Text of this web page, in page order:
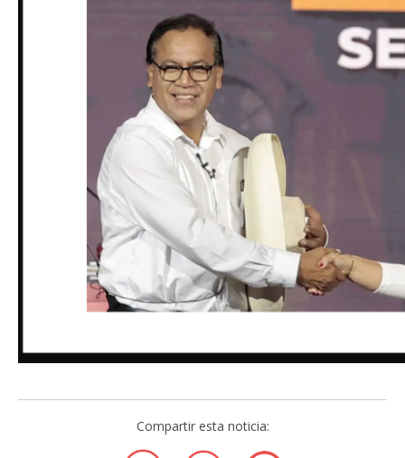
Compartir esta noticia: